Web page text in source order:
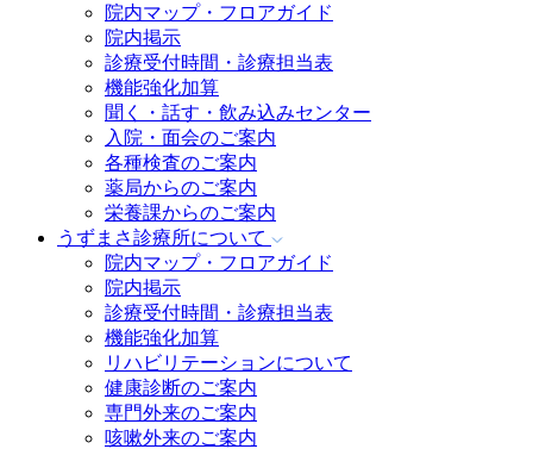
院内マップ・フロアガイド
院内掲示
診療受付時間・診療担当表
機能強化加算
聞く・話す・飲み込みセンター
入院・面会のご案内
各種検査のご案内
薬局からのご案内
栄養課からのご案内
うずまさ診療所について
院内マップ・フロアガイド
院内掲示
診療受付時間・診療担当表
機能強化加算
リハビリテーションについて
健康診断のご案内
専門外来のご案内
咳嗽外来のご案内